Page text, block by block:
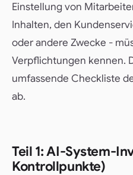
Einstellung von
Inhalten, den
oder andere Zwecke -
Verpflichtungen kennen.
umfassende Checkliste
ab.
Teil 1: AI-System-
Kontrollpunkte)